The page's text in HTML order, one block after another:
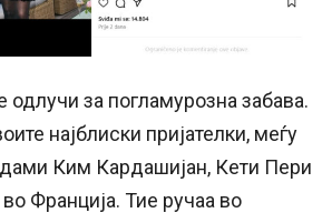
одлучи за погламурозна забава.
најблиски пријателки, меѓу
дами Ким Кардашијан, Кети Пери
Франција. Тие ручаа во